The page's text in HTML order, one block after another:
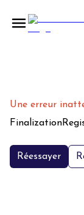
Une erreur
Réessayer